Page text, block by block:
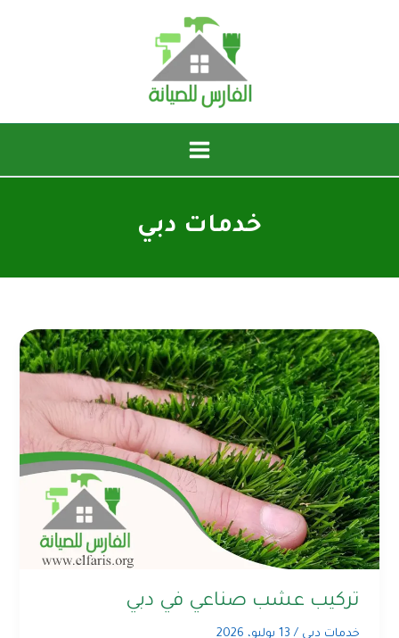
خدمات دبي
تركيب عشب صناعي في دبي
خدمات دبي / 13 يوليو، 2026